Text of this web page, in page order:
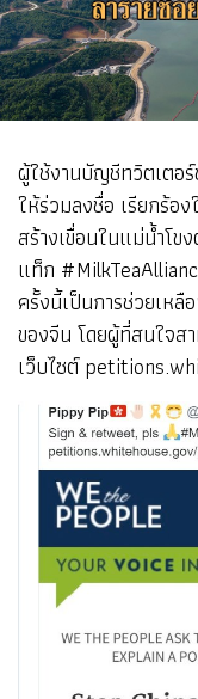
ผู้ใช้งานบัญชีทวิตเตอ
ให้ร่วมลงชื่อ เรียกร้อ
สร้างเขื่อนในแม่น้ำโ
แท็ก
ครั้งนี้เป็นการช่วยเห
ของจีน โดยผู้ที่สนใจส
เว็บไซต์